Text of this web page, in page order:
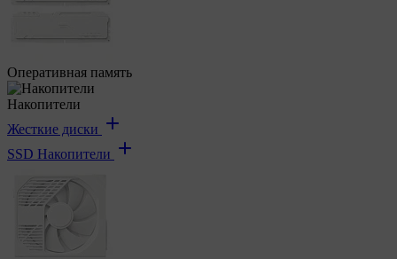
Оперативная память
Накопители
Жесткие диски
SSD Накопители